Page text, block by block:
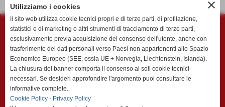
Polisportiva Migliarino Vecchiano ASD
Via Mazzini c/o Campo Sportivo "Vincenzo Faraci" - Vecchiano (Pisa)
P.I. 01299990505 C.F 01299990505
CODICE DESTINATARIO fattura elettronica KRRH6B9
Tel. 050/804780 Fax 050/804780
migliarinocalcio@migliarinocalcio.it
migliarinovecchiano@pec.migliarinovecchiano.it
Privacy Policy
close
Utilizziamo i cookies
Il sito web utilizza cookie tecnici propri e di terze parti, di profilazione,
statistici e di marketing o altri strumenti di tracciamento di terze parti,
esclusivamente previa acquisizione del consenso dell'utente, anche con
trasferimento dei dati personali verso Paesi non appartenenti allo Spazio
Economico Europeo (SEE, ossia UE + Norvegia, Liechtenstein, Islanda).
La chiusura del banner comporta il consenso ai soli cookie tecnici
necessari. Se desideri approfondire l'argomento puoi consultare le
informative complete.
Cookie Policy - Privacy Policy